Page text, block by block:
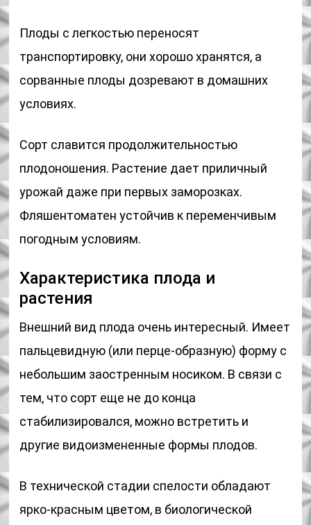
Плоды с легкостью переносят
транспортировку, они хорошо хранятся, а
сорванные плоды дозревают в домашних
условиях.
Сорт славится продолжительностью
плодоношения. Растение дает приличный
урожай даже при первых заморозках.
Фляшентоматен устойчив к переменчивым
погодным условиям.
Характеристика плода и
растения
Внешний вид плода очень интересный. Имеет
пальцевидную (или перце-образную) форму с
небольшим заостренным носиком. В связи с
тем, что сорт еще не до конца
стабилизировался, можно встретить и
другие видоизмененные формы плодов.
В технической стадии спелости обладают
ярко-красным цветом, в биологической